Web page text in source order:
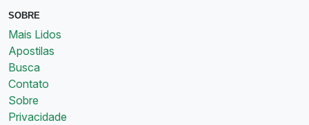
SOBRE
Mais Lidos
Apostilas
Busca
Contato
Sobre
Privacidade